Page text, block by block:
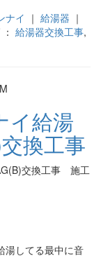
ナイ ｜ 給湯器 ｜
給湯器交換工事,
イ給湯
換工事
交換工事 施工
湯してる最中に音